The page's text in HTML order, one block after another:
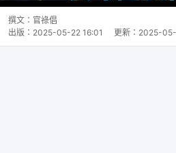
撰文： 官祿倡
出版： 2025-05-22 16:01 更新： 2025-